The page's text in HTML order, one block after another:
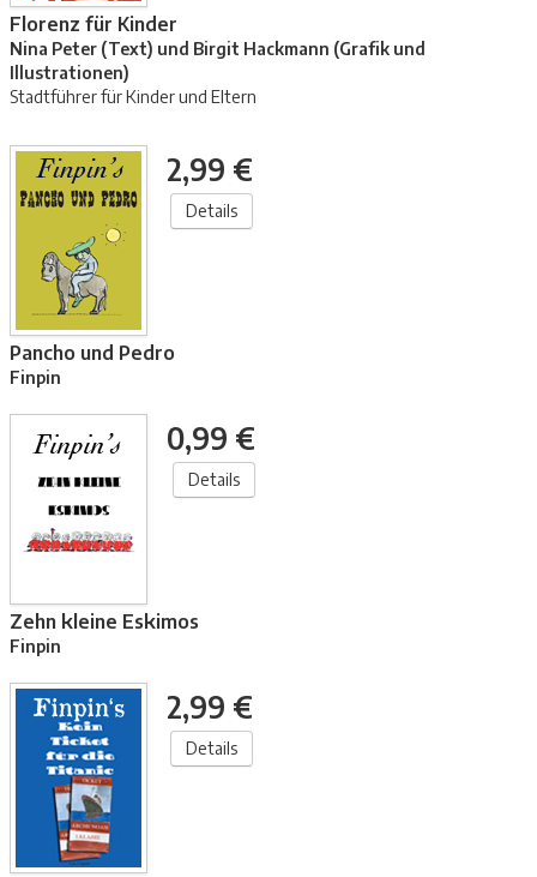
Florenz für Kinder
Nina Peter (Text) und Birgit Hackmann (Grafik und
Illustrationen)
Stadtführer für Kinder und Eltern
2,99 €
Details
Pancho und Pedro
Finpin
0,99 €
Details
Zehn kleine Eskimos
Finpin
2,99 €
Details